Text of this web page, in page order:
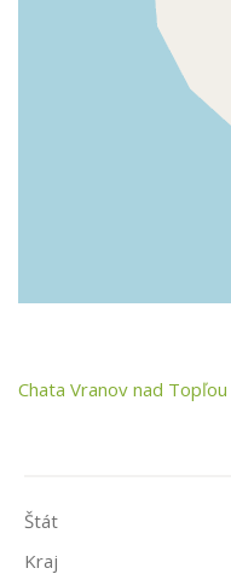
Chata Vranov nad Topľou
Štát
Kraj